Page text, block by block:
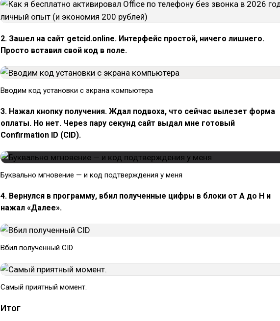
2. Зашел на сайт getcid.online. Интерфейс простой, ничего лишнего.
Просто вставил свой код в поле.
Вводим код установки с экрана компьютера
3. Нажал кнопку получения. Ждал подвоха, что сейчас вылезет форма
оплаты. Но нет. Через пару секунд сайт выдал мне готовый
Confirmation ID (CID).
Буквально мгновение — и код подтверждения у меня
4. Вернулся в программу, вбил полученные цифры в блоки от A до H и
нажал «Далее».
Вбил полученный CID
Самый приятный момент.
Итог